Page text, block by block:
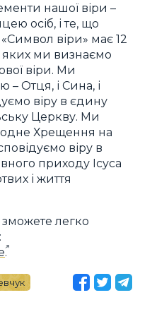
нашої віри –
осіб, і те, що
віри» має 12
яких ми визнаємо
віри. Ми
– Отця, і Сина, і
віру в єдину
Церкву. Ми
одне Хрещення на
віру в
приходу Ісуса
і життя
легко
​.